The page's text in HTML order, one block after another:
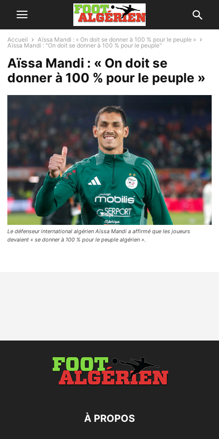
Accueil
Aïssa Mandi : « On doit se donner à 100 % pour le peuple »
Aïssa Mandi : "On doit se donner à 100 % pour le peuple"
Aïssa Mandi : « On doit se
donner à 100 % pour le peuple »
Le défenseur international algérien Aïssa Mandi a affirmé que les joueurs
devaient « se donner à 100 % pour le peuple algérien ».
À PROPOS